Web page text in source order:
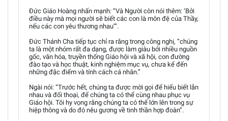
Đức Giáo Hoàng nhấn mạnh: “Và Người còn nói thêm: ‘Bởi
điều này mà mọi người sẽ biết các con là môn đệ của Thầy,
nếu các con yêu thương nhau’”.
Đức Thánh Cha tiếp tục chỉ ra rằng trong công nghị, “chúng
ta là một nhóm rất đa dạng, được làm giàu bởi nhiều nguồn
gốc, văn hóa, truyền thống Giáo hội và xã hội, con đường
đào tạo và học thuật, kinh nghiệm mục vụ, chưa kể đến
những đặc điểm và tính cách cá nhân.”
Ngài nói: “Trước hết, chúng ta được mời gọi để hiểu biết lẫn
nhau và đối thoại, để chúng ta có thể cùng nhau phục vụ
Giáo hội. Tôi hy vọng rằng chúng ta có thể lớn lên trong sự
hiệp thông và do đó nêu gương về tinh thần hợp đoàn”.